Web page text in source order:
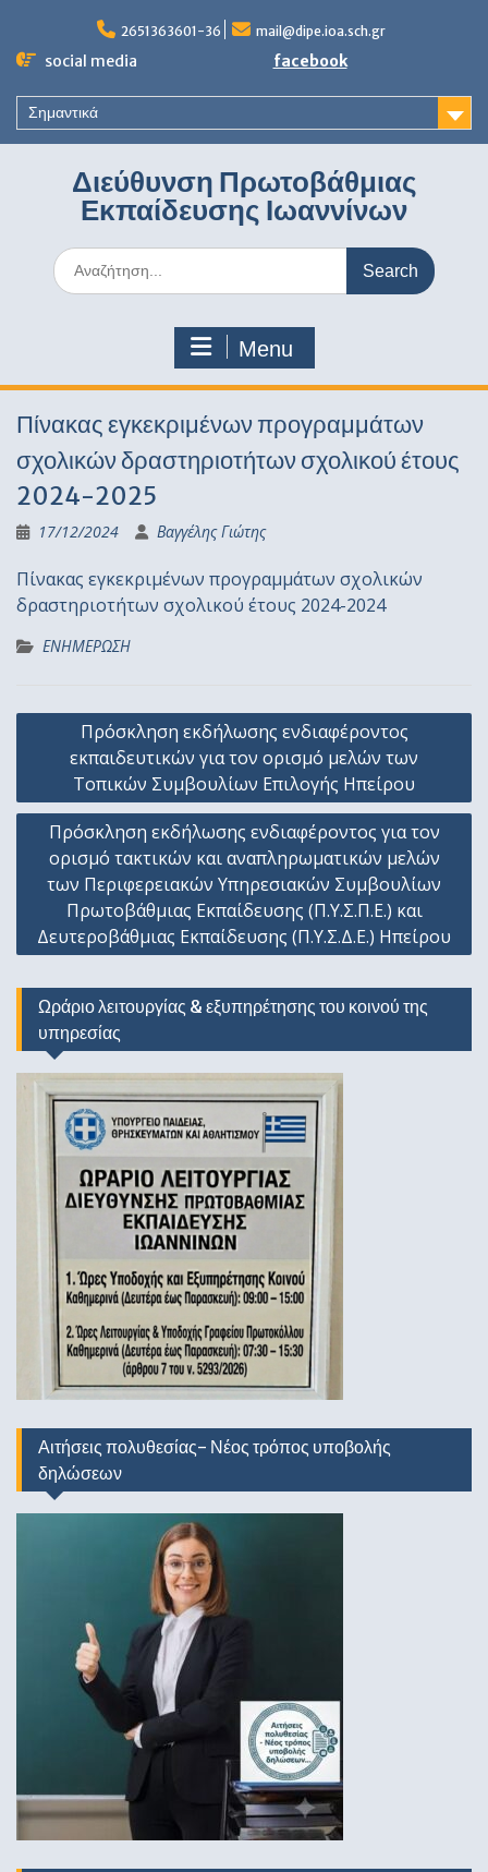
content
2651363601-36 mail@dipe.ioa.sch.gr
social media facebook
Σημαντικά
Διεύθυνση Πρωτοβάθμιας
Εκπαίδευσης Ιωαννίνων
Search
for:
Menu
Πίνακας εγκεκριμένων προγραμμάτων
σχολικών δραστηριοτήτων σχολικού έτους
2024-2025
17/12/2024 Βαγγέλης Γιώτης
Πίνακας εγκεκριμένων προγραμμάτων σχολικών
δραστηριοτήτων σχολικού έτους 2024-2024
ΕΝΗΜΕΡΩΣΗ
Πλοήγηση
άρθρων
Πρόσκληση εκδήλωσης ενδιαφέροντος
εκπαιδευτικών για τον ορισμό μελών των
Τοπικών Συμβουλίων Επιλογής Ηπείρου
Πρόσκληση εκδήλωσης ενδιαφέροντος για τον
ορισμό τακτικών και αναπληρωματικών μελών
των Περιφερειακών Υπηρεσιακών Συμβουλίων
Πρωτοβάθμιας Εκπαίδευσης (Π.Υ.Σ.Π.Ε.) και
Δευτεροβάθμιας Εκπαίδευσης (Π.Υ.Σ.Δ.Ε.) Ηπείρου
Ωράριο λειτουργίας & εξυπηρέτησης του κοινού της
υπηρεσίας
Αιτήσεις πολυθεσίας- Νέος τρόπος υποβολής
δηλώσεων